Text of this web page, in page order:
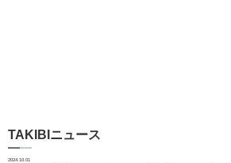
TAKIBIニュース
2024.10.01